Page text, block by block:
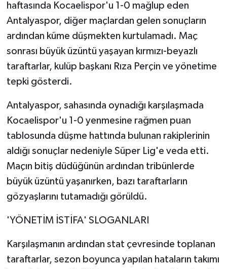
haftasında Kocaelispor'u 1-0 mağlup eden
Antalyaspor, diğer maçlardan gelen sonuçların
ardından küme düşmekten kurtulamadı. Maç
sonrası büyük üzüntü yaşayan kırmızı-beyazlı
taraftarlar, kulüp başkanı Rıza Perçin ve yönetime
tepki gösterdi.
Antalyaspor, sahasında oynadığı karşılaşmada
Kocaelispor'u 1-0 yenmesine rağmen puan
tablosunda düşme hattında bulunan rakiplerinin
aldığı sonuçlar nedeniyle Süper Lig'e veda etti.
Maçın bitiş düdüğünün ardından tribünlerde
büyük üzüntü yaşanırken, bazı taraftarların
gözyaşlarını tutamadığı görüldü.
'YÖNETİM İSTİFA' SLOGANLARI
Karşılaşmanın ardından stat çevresinde toplanan
taraftarlar, sezon boyunca yapılan hataların takımı